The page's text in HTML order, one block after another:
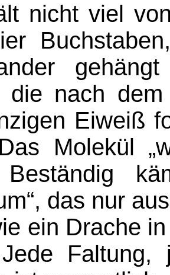
nicht viel
die nach
Eiweiß
Molekül
Beständig
das nur
ein Drache
Faltung,